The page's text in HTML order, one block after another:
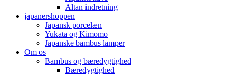
Altan indretning
japanershoppen
Japansk porcelæn
Yukata og Kimomo
Japanske bambus lamper
Om os
Bambus og bæredygtighed
Bæredygtighed